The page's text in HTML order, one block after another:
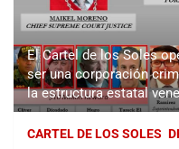
El Cartel de los Soles
ser una corporación
la estructura estatal
CARTEL DE LOS SOLES